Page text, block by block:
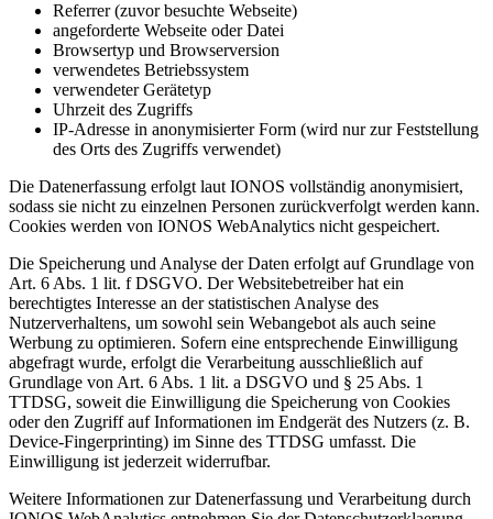
Referrer (zuvor besuchte Webseite)
angeforderte Webseite oder Datei
Browsertyp und Browserversion
verwendetes Betriebssystem
verwendeter Gerätetyp
Uhrzeit des Zugriffs
IP-Adresse in anonymisierter Form (wird nur zur Feststellung
des Orts des Zugriffs verwendet)
Die Datenerfassung erfolgt laut IONOS vollständig anonymisiert,
sodass sie nicht zu einzelnen Personen zurückverfolgt werden kann.
Cookies werden von IONOS WebAnalytics nicht gespeichert.
Die Speicherung und Analyse der Daten erfolgt auf Grundlage von
Art. 6 Abs. 1 lit. f DSGVO. Der Websitebetreiber hat ein
berechtigtes Interesse an der statistischen Analyse des
Nutzerverhaltens, um sowohl sein Webangebot als auch seine
Werbung zu optimieren. Sofern eine entsprechende Einwilligung
abgefragt wurde, erfolgt die Verarbeitung ausschließlich auf
Grundlage von Art. 6 Abs. 1 lit. a DSGVO und § 25 Abs. 1
TTDSG, soweit die Einwilligung die Speicherung von Cookies
oder den Zugriff auf Informationen im Endgerät des Nutzers (z. B.
Device-Fingerprinting) im Sinne des TTDSG umfasst. Die
Einwilligung ist jederzeit widerrufbar.
Weitere Informationen zur Datenerfassung und Verarbeitung durch